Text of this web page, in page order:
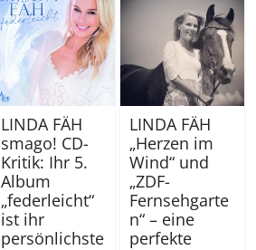
LINDA FÄH
smago! CD-
Kritik: Ihr 5.
Album
„federleicht“
ist ihr
persönlichste
LINDA FÄH
„Herzen im
Wind“ und
„ZDF-
Fernsehgarte
n“ – eine
perfekte